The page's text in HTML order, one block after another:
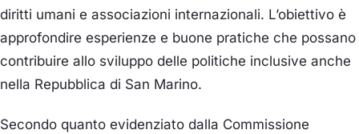
diritti umani e associazioni internazionali. L’obiettivo è
approfondire esperienze e buone pratiche che possano
contribuire allo sviluppo delle politiche inclusive anche
nella Repubblica di San Marino.
Secondo quanto evidenziato dalla Commissione